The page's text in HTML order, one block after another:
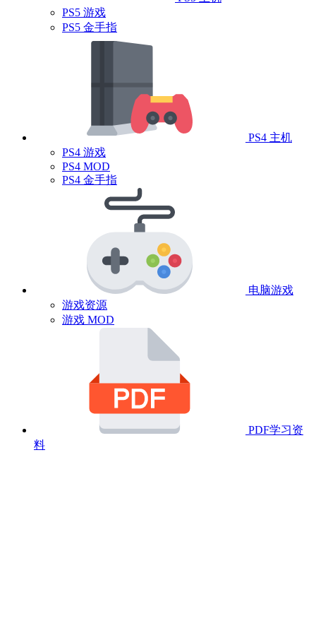
PS5 游戏
PS5 金手指
PS4 主机
PS4 游戏
PS4 MOD
PS4 金手指
电脑游戏
游戏资源
游戏 MOD
PDF学习资
料